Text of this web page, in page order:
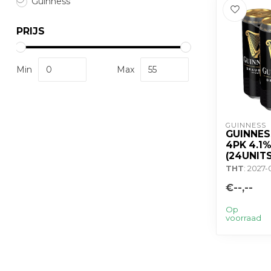
PRIJS
Min Max
GUINNESS
4PK
THT:
€--,--
Op
voorraad